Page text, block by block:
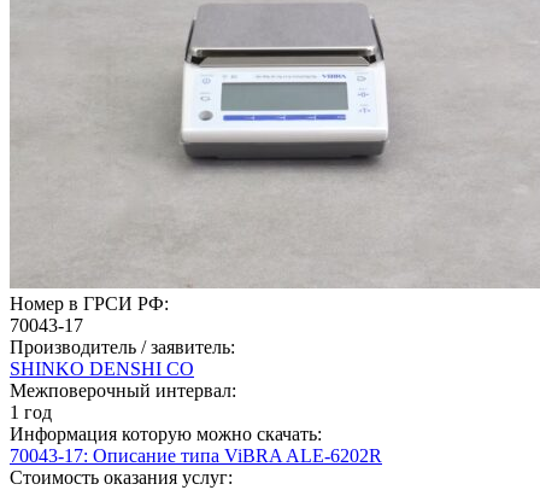
Номер в ГРСИ РФ:
70043-17
Производитель / заявитель:
SHINKO DENSHI CO
Межповерочный интервал:
1 год
Информация которую можно скачать:
70043-17: Описание типа ViBRA ALE-6202R
Стоимость оказания услуг: